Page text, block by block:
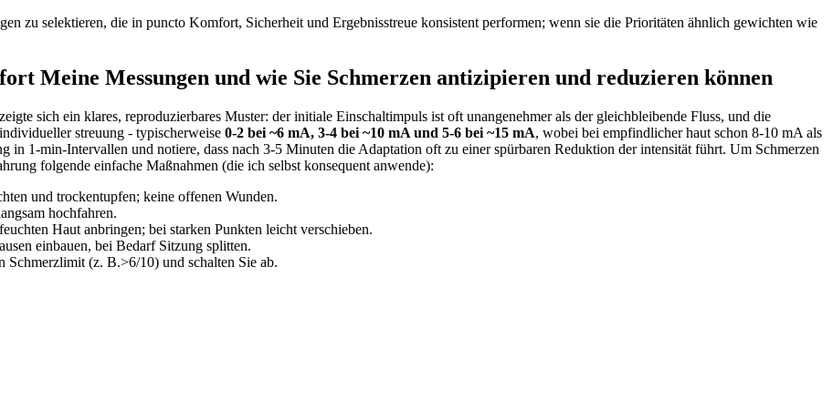
zu selektieren, ⁤die in ​puncto Komfort, Sicherheit und Ergebnisstreue konsistent performen; wenn sie die ⁤Prioritäten ähnlich gewichten wie
Meine Messungen und wie‍ Sie Schmerzen antizipieren ‌und reduzieren können
⁤sich ein klares, reproduzierbares Muster: ‍der ‌initiale Einschaltimpuls ist oft unangenehmer als der ‌gleichbleibende Fluss, und die
streuung -⁢ typischerweise 0-2 ⁢bei ~6 mA,⁣ 3-4​ bei ~10 ‍mA und⁤ 5-6 bei ⁢~15 ⁢mA, wobei bei ​empfindlicher haut schon 8-10 mA als⁣
‍in‌ 1‑min‑Intervallen und notiere, ⁤dass nach 3-5 Minuten die Adaptation oft zu einer ‌spürbaren Reduktion⁣ der intensität führt. Um ⁣Schmerzen
folgende einfache ​Maßnahmen (die ich selbst ⁢konsequent​ anwende):
und ⁣trockentupfen; keine offenen‍ Wunden.
hochfahren.
Haut anbringen; bei starken Punkten⁢ leicht verschieben.
einbauen, bei‍ Bedarf Sitzung splitten.
Schmerzlimit (z.‍ B.>6/10) und schalten Sie ab.